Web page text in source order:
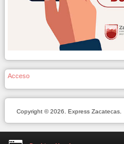
Acceso
Copyright © 2026. Express Zacatecas.